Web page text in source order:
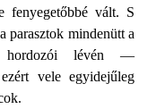
fenyegetőbbé vált. S
parasztok mindenütt a
hordozói lévén —
vele egyidejűleg